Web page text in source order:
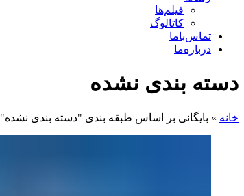
فیلم‌ها
کاتالوگ
تماس‌با‌ما
درباره‌ما
دسته بندی نشده
خانه » بایگانی بر اساس طبقه بندی "دسته بندی نشده"